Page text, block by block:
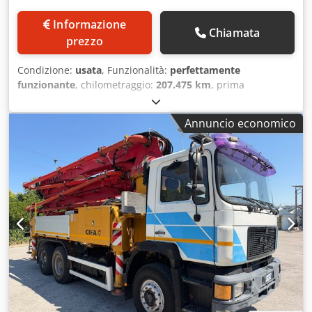
prezzo
Chiamata
Condizione: usata, Funzionalità: perfettamente
funzionante, chilometraggio: 207.475 km, prima
, Anno di produzione:
IVECO TRAKKER 500 con betoniera CIFA Immatricolazione
07.11.2019 - Euro 6 Km 258175 Assi 4 Dodpezr Er Hofx
Anzeck Allestimento CIFA RY1300 - Presa di forza Gommato
60/70 % Revisione valida Buono stato Disponibile
immediatamente VALUTIAMO PERMUTE DI MEZZI DI TUTTE
LE MARCHE, MAN, MERCEDES, DAF, RENAULT, VOLVO,
SCANIA, CON ATTREZZATURA CIFA, SERMAC, PUTZMEISTER;
O MACCHINE MOVIMENTO TERRA CATERPILLAR, FIAT
HITACHI, KOMATSU ----- IVECO TRAKKER 500 with CIFA
concrete mixer First registration: November 7th, 2019-
Euro 6 258,175 km Axles: 4 CIFA RY1300 equipment – PTO
Tyres: 60/70% Valid inspection Good condition Immediately
available WE EVALUATE EXCHANGES OF VEHICLES OF ALL
BRANDS, MAN, MERCEDES, DAF, RENAULT, VOLVO, SCANIA,
Annuncio economico